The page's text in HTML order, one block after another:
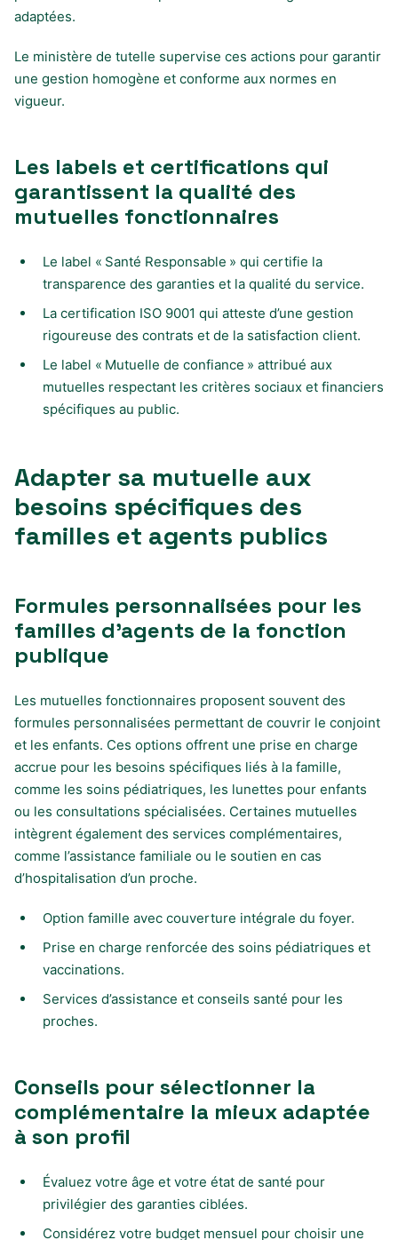
adaptées.
Le ministère de tutelle supervise ces actions pour garantir
une gestion homogène et conforme aux normes en
vigueur.
Les labels et certifications qui
garantissent la qualité des
mutuelles fonctionnaires
Le label « Santé Responsable » qui certifie la
transparence des garanties et la qualité du service.
La certification ISO 9001 qui atteste d’une gestion
rigoureuse des contrats et de la satisfaction client.
Le label « Mutuelle de confiance » attribué aux
mutuelles respectant les critères sociaux et financiers
spécifiques au public.
Adapter sa mutuelle aux
besoins spécifiques des
familles et agents publics
Formules personnalisées pour les
familles d’agents de la fonction
publique
Les mutuelles fonctionnaires proposent souvent des
formules personnalisées permettant de couvrir le conjoint
et les enfants. Ces options offrent une prise en charge
accrue pour les besoins spécifiques liés à la famille,
comme les soins pédiatriques, les lunettes pour enfants
ou les consultations spécialisées. Certaines mutuelles
intègrent également des services complémentaires,
comme l’assistance familiale ou le soutien en cas
d’hospitalisation d’un proche.
Option famille avec couverture intégrale du foyer.
Prise en charge renforcée des soins pédiatriques et
vaccinations.
Services d’assistance et conseils santé pour les
proches.
Conseils pour sélectionner la
complémentaire la mieux adaptée
à son profil
Évaluez votre âge et votre état de santé pour
privilégier des garanties ciblées.
Considérez votre budget mensuel pour choisir une